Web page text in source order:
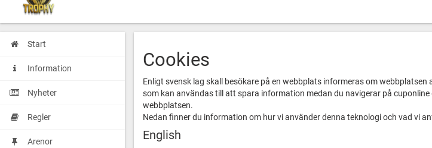
Start
Information
Nyheter
Regler
Arenor
Cookies
Enligt svensk lag skall besökare på en webbplats informeras om webbplatsen
som kan användas till att spara information medan du navigerar på
webbplatsen.
Nedan finner du information om hur vi använder denna teknologi och vad vi
English